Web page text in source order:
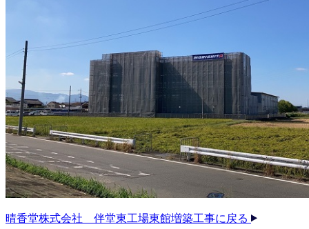
晴香堂株式会社 伴堂東工場東館増築工事に戻る